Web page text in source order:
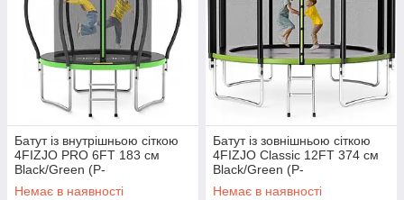
Батут із внутрішньою сіткою
4FIZJO PRO 6FT 183 см
Black/Green (P-
5907739319234)
Немає в наявності
Батут із зовнішньою сіткою
4FIZJO Classic 12FT 374 см
Black/Green (P-
5907739312914)
Немає в наявності